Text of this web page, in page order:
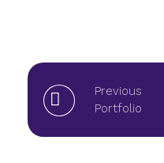
Previous
Portfolio